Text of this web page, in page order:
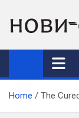
content
Home The